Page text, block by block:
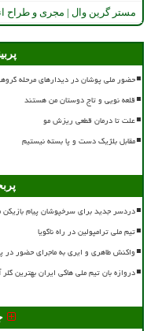
مستر گرین وال | مجری و طراح
حضور ملی پوشان در دیدارهای مرحله
قلعه نویی و تاج دوستان من هستند
علت تا درمان قطعی ریزش مو
مقابل بلژیک دست و پا بسته نیستیم
دردسر جدید برای سرخپوشان پیام
تیم ملی ترامپولین در راه ناگویا
واکنش طاهری و ایری به ماجرای حضور
دروازه بان تیم ملی هاکی ایران بهترین